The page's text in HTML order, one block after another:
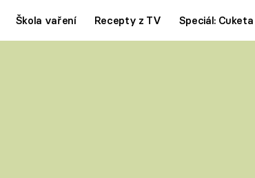
Škola vaření Recepty z TV Speciál: Cuketa